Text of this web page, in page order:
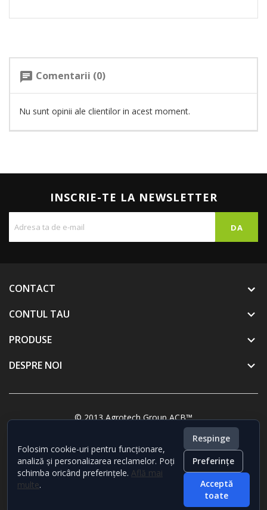
Folosim cookie-uri pentru funcționare,
analiză și personalizarea reclamelor. Poți
schimba oricând preferințele. Află mai
multe.
Respinge
Preferințe
Acceptă
toate
chat Comentarii (0)
Nu sunt opinii ale clientilor in acest moment.
INSCRIE-TE LA NEWSLETTER
CONTACT
CONTUL TAU

PRODUSE 
DESPRE NOI 
© 2013 Agrotech Group ACB™